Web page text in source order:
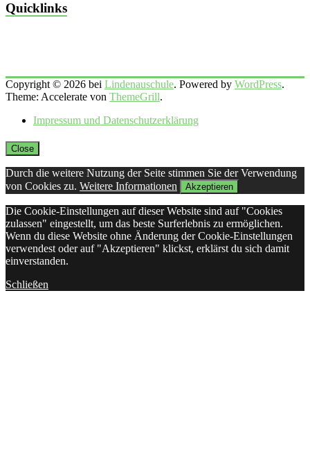
Quicklinks
Copyright © 2026 bei Lindenauschule. Powered by WordPress.
Theme: Accelerate von ThemeGrill.
Impressum und Datenschutzerklärung
Close
Durch die weitere Nutzung der Seite stimmen Sie der Verwendung
von Cookies zu. Weitere Informationen Akzeptieren
Die Cookie-Einstellungen auf dieser Website sind auf "Cookies
zulassen" eingestellt, um das beste Surferlebnis zu ermöglichen.
Wenn du diese Website ohne Änderung der Cookie-Einstellungen
verwendest oder auf "Akzeptieren" klickst, erklärst du sich damit
einverstanden.
Schließen